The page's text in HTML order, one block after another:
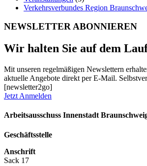
Verkehrsverbundes Region
NEWSLETTER ABONNIEREN
Wir halten Sie auf dem
Mit unseren regelmäßigen Newslettern
aktuelle Angebote direkt per E-Mail.
[newsletter2go]
Jetzt Anmelden
Arbeitsausschuss Innenstadt
Geschäftsstelle
Anschrift
Sack 17